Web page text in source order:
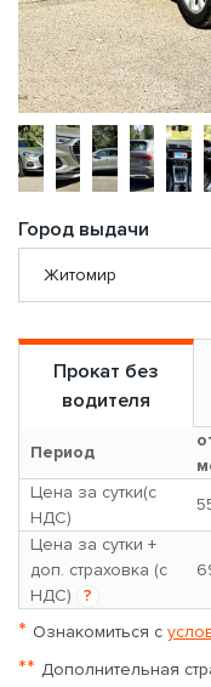
Город выдачи
Прокат без
водителя
Период
Цена за сутки(с
НДС)
Цена за сутки +
доп. страховка (с
НДС)
?
* Ознакомиться с
** Дополнительная